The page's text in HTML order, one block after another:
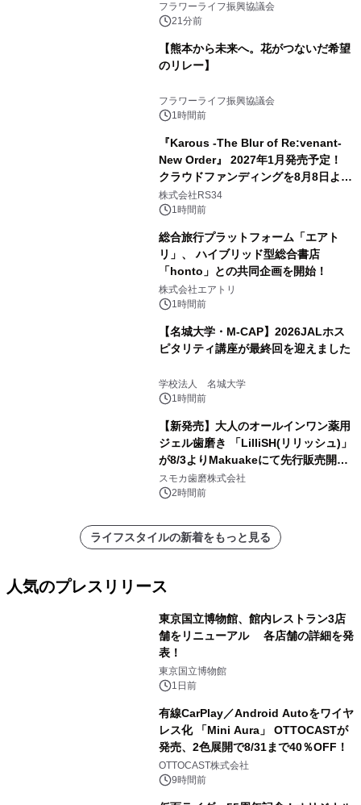
フラワーライフ振興協議会
21分前
【熊本から未来へ。花がつないだ希望
のリレー】
フラワーライフ振興協議会
1時間前
『Karous -The Blur of Re:venant-
New Order』 2027年1月発売予定！
クラウドファンディングを8月8日より
開始
株式会社RS34
1時間前
総合旅行プラットフォーム「エアト
リ」、 ハイブリッド型総合書店
「honto」との共同企画を開始！
株式会社エアトリ
1時間前
【名城大学・M-CAP】2026JALホス
ピタリティ講座が最終回を迎えました
学校法人 名城大学
1時間前
【新発売】大人のオールインワン薬用
ジェル歯磨き 「LilliSH(リリッシュ)」
が8/3よりMakuakeにて先行販売開
始！
スモカ歯磨株式会社
2時間前
ライフスタイルの新着をもっと見る
人気のプレスリリース
東京国立博物館、館内レストラン3店
舗をリニューアル 各店舗の詳細を発
表！
東京国立博物館
1日前
有線CarPlay／Android Autoをワイヤ
レス化 「Mini Aura」 OTTOCASTが
発売、2色展開で8/31まで40％OFF！
OTTOCAST株式会社
9時間前